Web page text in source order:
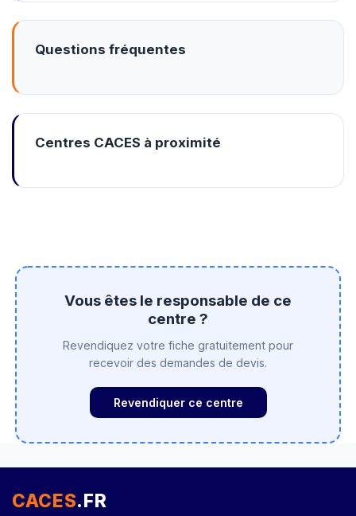
Questions fréquentes
Centres CACES à proximité
Vous êtes le responsable de ce
centre ?
Revendiquez votre fiche gratuitement pour
recevoir des demandes de devis.
Revendiquer ce centre
CACES.FR